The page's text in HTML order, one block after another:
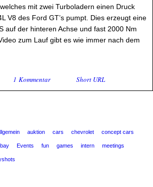
mit zwei Turboladern einen Druck
V8 des Ford GT’s pumpt. Dies erzeugt eine
auf der hinteren Achse und fast 2000 Nm
zum Lauf gibt es wie immer nach dem
1 Kommentar Short URL
auktion cars chevrolet concept cars
Events fun games intern meetings